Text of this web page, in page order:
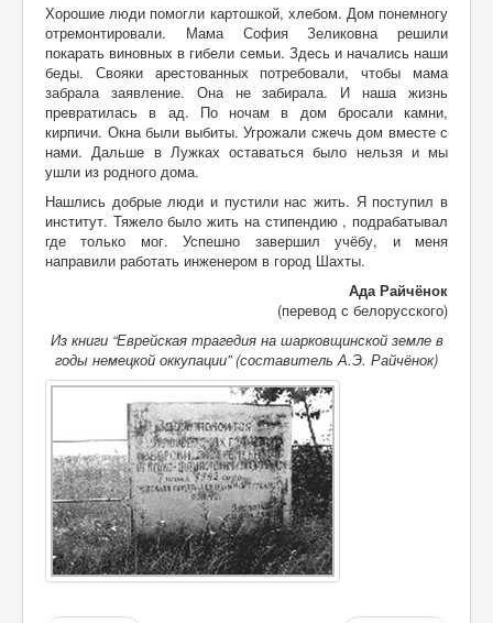
Хорошие люди помогли картошкой, хлебом. Дом понемногу
отремонтировали. Мама София Зеликовна решили
покарать виновных в гибели семьи. Здесь и начались наши
беды. Свояки арестованных потребовали, чтобы мама
забрала заявление. Она не забирала. И наша жизнь
превратилась в ад. По ночам в дом бросали камни,
кирпичи. Окна были выбиты. Угрожали сжечь дом вместе с
нами. Дальше в Лужках оставаться было нельзя и мы
ушли из родного дома.
Нашлись добрые люди и пустили нас жить. Я поступил в
институт. Тяжело было жить на стипендию , подрабатывал
где только мог. Успешно завершил учёбу, и меня
направили работать инженером в город Шахты.
Ада Райчёнок
(перевод с белорусского)
Из книги “Еврейская трагедия на шарковщинской земле в
годы немецкой оккупации” (составитель А.Э. Райчёнок)